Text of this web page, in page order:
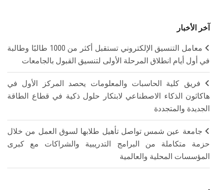
آخر الأخبار
معامل التنسيق الإلكتروني تستقبل أكثر من 1000 طالبًا وطالبة
في أول أيام انطلاق المرحلة الأولى لتنسيق القبول بالجامعات
فريق كلية الحاسبات والمعلومات يحصد المركز الأول في
هاكاثون الذكاء الاصطناعي لابتكار حلول ذكية في قطاع الطاقة
الجديدة والمتجددة
جامعة عين شمس تواصل تأهيل طلابها لسوق العمل من خلال
حزمة متكاملة من البرامج التدريبية والشراكات مع كبرى
المؤسسات المحلية والعالمية